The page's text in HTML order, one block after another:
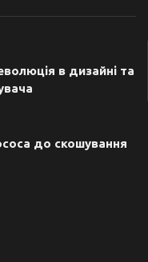
в дизайні та
до скошування